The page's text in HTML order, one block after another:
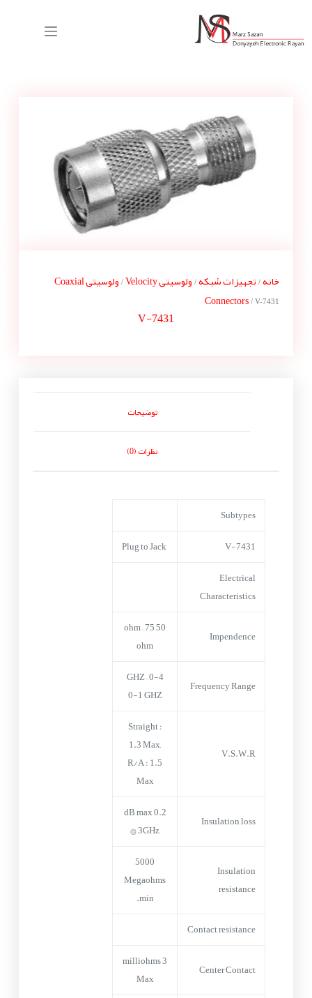
خانه/ تجهیزات شبکه/ ولوسیتی Velocity /
ولوسیتی Coaxial
Connectors / V-7431
V-7431
توضیحات
نظرات (0)
Subtypes
V-7431
Electrical
Characteristics
Impendence
50 ohm – 75
ohm
Frequency Range
0-4 GHZ –
0-1 GHZ
V.S.W.R
Straight :
1.3 Max,
R/A : 1.5
Max
Insulation loss
0.2 dB max
@ 3GHz
Insulation
resistance
5000
Megaohms
min.
Contact resistance
Center Contact
3 milliohms
Max